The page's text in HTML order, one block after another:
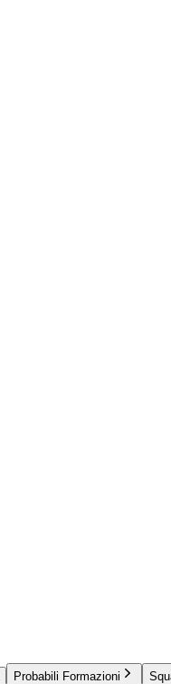
Probabili Formazioni